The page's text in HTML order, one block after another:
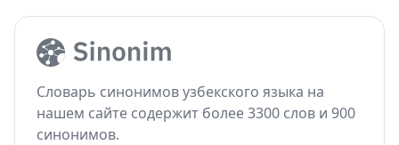
Словарь синонимов узбекского языка на
нашем сайте содержит более 3300 слов и 900
синонимов.